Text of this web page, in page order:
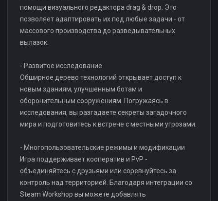
помощи визуального редактора drag & drop. Это
позволяет адаптировать их под любые задачи - от
массового производства до разведывательных
вылазок.
- Развитое исследование
Обширное дерево технологий открывает доступ к
новым зданиям, улучшенным ботам и
оборонительным сооружениям. Погружаясь в
исследования, вы разгадаете секреты загадочного
мира и подготовитесь к встрече с местными угрозами.
- Многопользовательские режимы и модификации
Игра поддерживает кооператив и PvP -
объединяйтесь с друзьями или соревнуйтесь за
контроль над территорией. Благодаря интеграции со
Steam Workshop вы можете добавлять